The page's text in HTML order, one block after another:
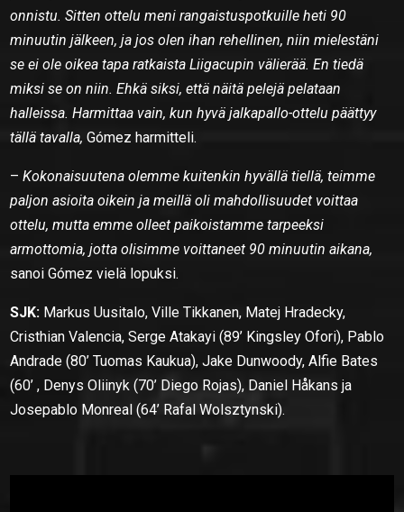
onnistu. Sitten ottelu meni rangaistuspotkuille heti 90
minuutin jälkeen, ja jos olen ihan rehellinen, niin mielestäni
se ei ole oikea tapa ratkaista Liigacupin välierää. En tiedä
miksi se on niin. Ehkä siksi, että näitä pelejä pelataan
halleissa. Harmittaa vain, kun hyvä jalkapallo-ottelu päättyy
tällä tavalla, Gómez harmitteli.
–Kokonaisuutena olemme kuitenkin hyvällä tiellä, teimme
paljon asioita oikein ja meillä oli mahdollisuudet voittaa
ottelu, mutta emme olleet paikoistamme tarpeeksi
armottomia, jotta olisimme voittaneet 90 minuutin aikana,
sanoi Gómez vielä lopuksi.
SJK: Markus Uusitalo, Ville Tikkanen, Matej Hradecky,
Cristhian Valencia, Serge Atakayi (89’ Kingsley Ofori), Pablo
Andrade (80’ Tuomas Kaukua), Jake Dunwoody, Alfie Bates
(60’ , Denys Oliinyk (70’ Diego Rojas), Daniel Håkans ja
Josepablo Monreal (64’ Rafal Wolsztynski).